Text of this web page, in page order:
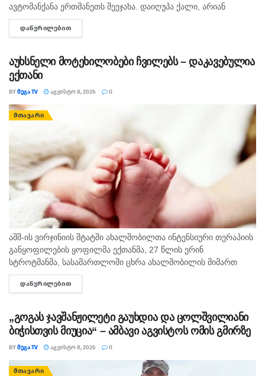
ავტომანქანა ერთმანეთს შეეჯახა. დაიღუპა ქალი, არიან
დაშავებულებიც. შსს-ს ინფორმაციით, გამოძიება 276-ე მუხლის
მე-6 ნაწილით მიმდინარეობს.
ᲓᲐᲬᲕᲠᲘᲚᲔᲑᲘᲗ
აუხსნელი მოტეხილობები ჩვილებს – დაკავებულია
ექთანი
BYᲛᲔᲒᲐ TV ᲐᲒᲕᲘᲡᲢᲝ 8, 2026 0
ᲛᲗᲐᲕᲐᲠᲘ
აშშ-ის ვირჯინიის შტატში ახალშობილთა ინტენსიური თერაპიის
განყოფილების ყოფილმა ექთანმა, 27 წლის ერინ
სტროტმანმა, სასამართლოში ცხრა ახალშობილის მიმართ
ბავშვზე ძალადობის ბრალდებაზე დანაშაული არ უარყო. საქმე
ერთ-ერთ ყველაზე გახმაურებულ სამედიცინო სკანდალად
ᲓᲐᲬᲕᲠᲘᲚᲔᲑᲘᲗ
„გოგას ჯავშანჟილეტი გაუხდია და ცოლშვილიანი
ბიჭისთვის მიუცია“ – ამბავი აგვისტოს ომის გმირზე
BYᲛᲔᲒᲐ TV ᲐᲒᲕᲘᲡᲢᲝ 8, 2026 0
ᲛᲗᲐᲕᲐᲠᲘ